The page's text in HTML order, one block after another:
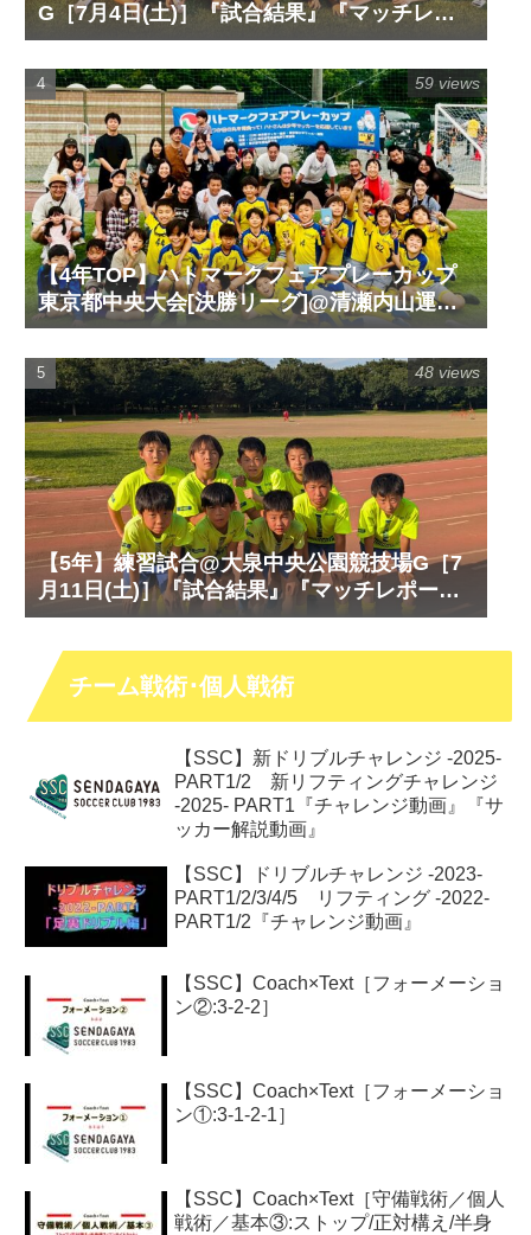
G［7月4日(土)］『試合結果』『マッチレポ
ート』『試合動画』
【4年TOP】ハトマークフェアプレーカップ
東京都中央大会[決勝リーグ]@清瀬内山運動
公園サッカー場G［6月14日(日)］『試合結
果』『マッチレポート』『試合動画』
59 views
【5年】練習試合@大泉中央公園競技場G［7
月11日(土)］『試合結果』『マッチレポー
ト』『試合動画』
48 views
チーム戦術･個人戦術
【SSC】新ドリブルチャレンジ -2025-
PART1/2 新リフティングチャレンジ
-2025- PART1『チャレンジ動画』『サ
ッカー解説動画』
【SSC】ドリブルチャレンジ -2023-
PART1/2/3/4/5 リフティング -2022-
PART1/2『チャレンジ動画』
【SSC】Coach×Text［フォーメーショ
ン②:3-2-2］
【SSC】Coach×Text［フォーメーショ
ン①:3-1-2-1］
【SSC】Coach×Text［守備戦術／個人
戦術／基本③:ストップ/正対構え/半身